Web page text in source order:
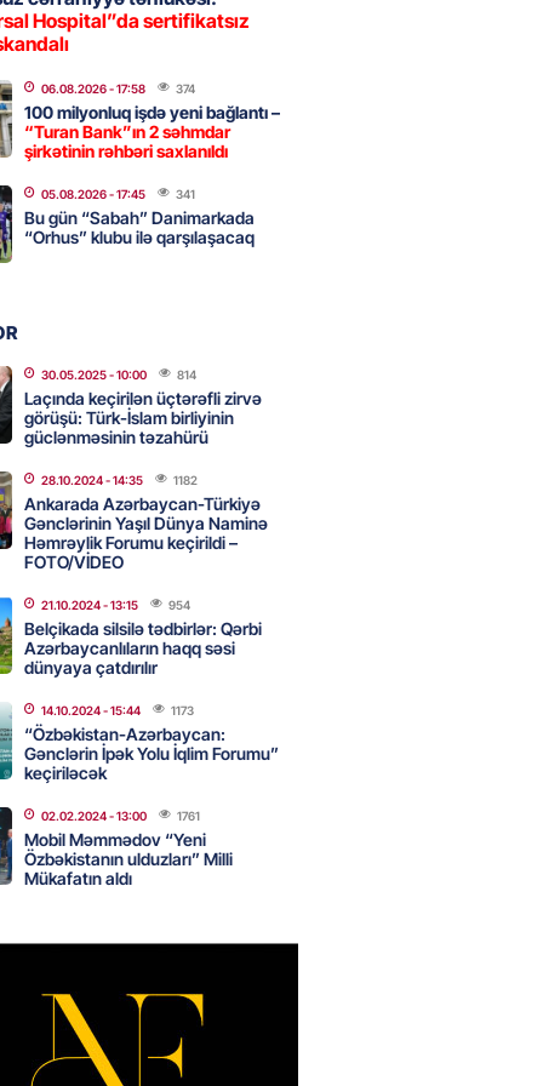
- 09:11
cərrahiyyə təhlükəsi:
Hospital”da sertifikatsız
tərəzi məntəqələrindən
görə rüşvət alan vəzifəli
məhkəməsi BAŞLAYIR
- 17:45 173
şənliyində yaralanan rus
– VİDEO
- 17:30
qadının milyonluq mirası ilə
546 min manatı 20
- 17:15
İlyasova fəhləyə borclu qalıb?
- 16:45
Hospital”da sertifikatsız
06.08.2026- 17:58 374
100 milyonluq işdə yeni bağlantı –
“Turan Bank”ın 2 səhmdar
şirkətinin rəhbəri saxlanıldı
05.08.2026- 17:45 341
Bu gün “Sabah” Danimarkada
“Orhus” klubu ilə qarşılaşacaq
30.05.2025- 10:00 814
Laçında keçirilən üçtərəfli zirvə
görüşü: Türk-İslam birliyinin
güclənməsinin təzahürü
28.10.2024- 14:35 1182
Ankarada Azərbaycan-Türkiyə
Gənclərinin Yaşıl Dünya Naminə
Həmrəylik Forumu keçirildi –
FOTO/VİDEO
21.10.2024- 13:15 954
Belçikada silsilə tədbirlər: Qərbi
Azərbaycanlıların haqq səsi
dünyaya çatdırılır
14.10.2024- 15:44 1173
“Özbəkistan-Azərbaycan:
Gənclərin İpək Yolu İqlim Forumu”
keçiriləcək
02.02.2024- 13:00 1761
Mobil Məmmədov “Yeni
Özbəkistanın ulduzları” Milli
Mükafatın aldı